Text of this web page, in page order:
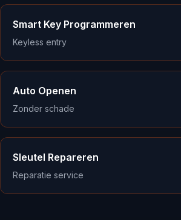
Smart Key Programmeren
Keyless entry
Auto Openen
Zonder schade
Sleutel Repareren
Reparatie service